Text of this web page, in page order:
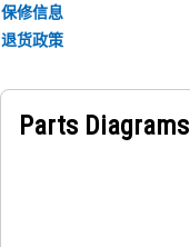
保修信息
退货政策
Parts Diagrams